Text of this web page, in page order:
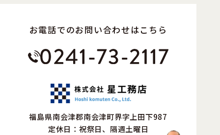
お電話でのお問い合わせはこちら
福島県南会津郡南会津町界字上田下987
定休日：祝祭日、隔週土曜日